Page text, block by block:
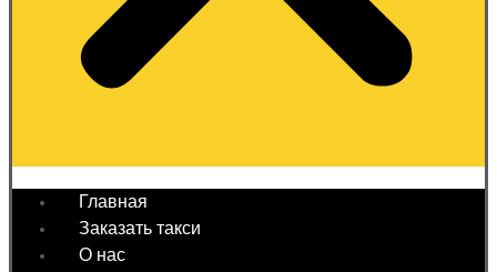
Главная
Заказать такси
О нас